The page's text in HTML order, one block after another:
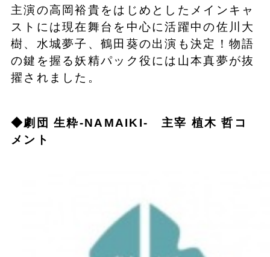
主演の高岡裕貴をはじめとしたメインキャ
ストには現在舞台を中心に活躍中の佐川大
樹、水城夢子、鶴田葵の出演も決定！物語
の鍵を握る妖精パック役には山本真夢が抜
擢されました。
◆劇団 生粋-NAMAIKI- 主宰 植木 哲コ
メント